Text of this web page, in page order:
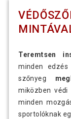
Teremtsen
minden
szőnyeg
miközben
minden
sportolóknak